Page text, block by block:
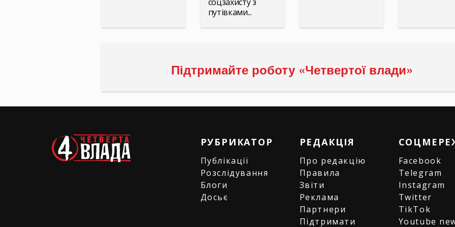
путівками...
Підтримайте роботу «Четвертої влади»
РУБРИКАТОР
Публікації
Розслідування
Блоги
Досьє
РЕДАКЦІЯ
Про редакцію
Правила
Звіти
Реклама
Партнери
Підтримати
Facebook
Telegram
Instagram
Twitter
TikTok
Youtube